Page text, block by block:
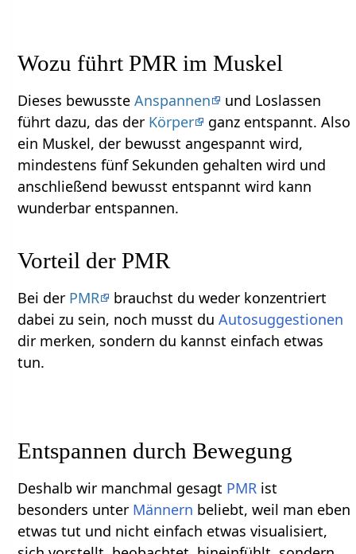
Wozu führt PMR im Muskel
Dieses bewussteAnspannen
und Loslassen
führt dazu, das der Körper
ganz entspannt. Also
ein Muskel, der bewusst angespannt wird,
mindestens fünf Sekunden gehalten wird und
anschließend bewusst entspannt wird kann
wunderbar entspannen.
Vorteil der PMR
Bei der PMR
brauchst du weder konzentriert
dabei zu sein, noch musst duAutosuggestionen
dir merken, sondern du kannst einfach etwas
tun.
Entspannen durch Bewegung
Deshalb wir manchmal gesagt PMR ist
besonders unter Männern beliebt, weil man eben
etwas tut und nicht einfach etwas visualisiert,